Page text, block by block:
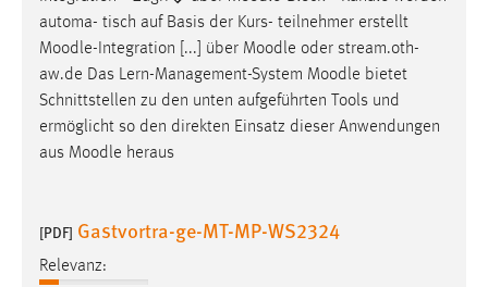
automa- tisch auf Basis der Kurs- teilnehmer erstellt
Moodle-Integration [...] über Moodle oder stream.oth-
aw.de Das Lern-Management-System Moodle bietet
Schnittstellen zu den unten aufgeführten Tools und
ermöglicht so den direkten Einsatz dieser Anwendungen
aus Moodle heraus
[PDF] Gastvortra-ge-MT-MP-WS2324
Relevanz: